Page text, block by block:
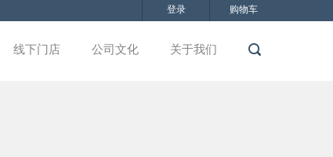
购物车
登录
线下门店 公司文化 关于我们